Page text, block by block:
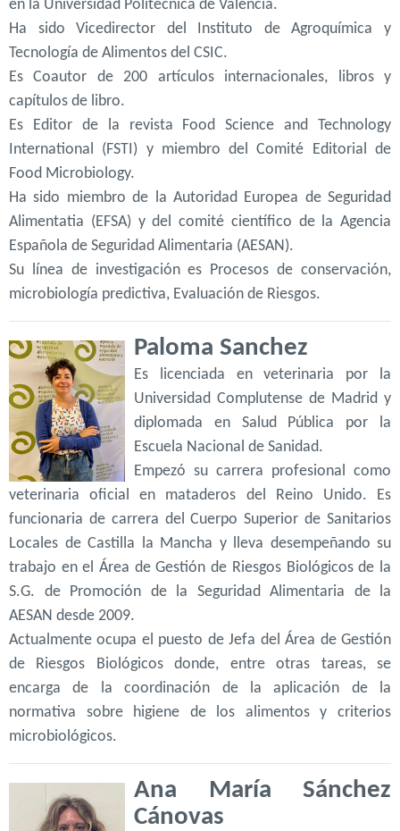
en la Universidad Politécnica de Valencia.
Ha sido Vicedirector del Instituto de Agroquímica y
Tecnología de Alimentos del CSIC.
Es Coautor de 200 artículos internacionales, libros y
capítulos de libro.
Es Editor de la revista Food Science and Technology
International (FSTI) y miembro del Comité Editorial de
Food Microbiology.
Ha sido miembro de la Autoridad Europea de Seguridad
Alimentatia (EFSA) y del comité científico de la Agencia
Española de Seguridad Alimentaria (AESAN).
Su línea de investigación es Procesos de conservación,
microbiología predictiva, Evaluación de Riesgos.
Paloma Sanchez
Es licenciada en veterinaria por la
Universidad Complutense de Madrid y
diplomada en Salud Pública por la
Escuela Nacional de Sanidad.
Empezó su carrera profesional como
veterinaria oficial en mataderos del Reino Unido. Es
funcionaria de carrera del Cuerpo Superior de Sanitarios
Locales de Castilla la Mancha y lleva desempeñando su
trabajo en el Área de Gestión de Riesgos Biológicos de la
S.G. de Promoción de la Seguridad Alimentaria de la
AESAN desde 2009.
Actualmente ocupa el puesto de Jefa del Área de Gestión
de Riesgos Biológicos donde, entre otras tareas, se
encarga de la coordinación de la aplicación de la
normativa sobre higiene de los alimentos y criterios
microbiológicos.
Ana María Sánchez
Cánovas